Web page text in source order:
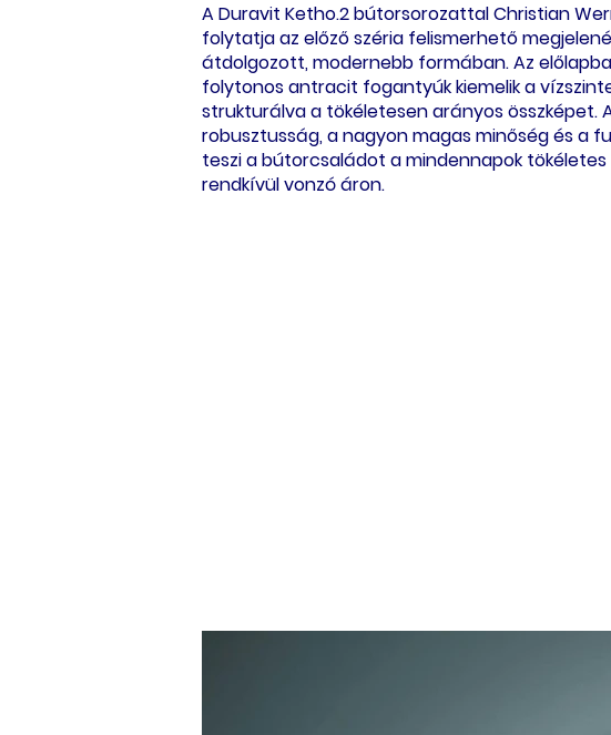
A Duravit Ketho.2 bútorsorozattal Christian
folytatja az előző széria felismerhető
átdolgozott, modernebb formában. Az
folytonos antracit fogantyúk kiemelik a
strukturálva a tökéletesen arányos összképet.
robusztusság, a nagyon magas minőség és a
teszi a bútorcsaládot a mindennapok
rendkívül vonzó áron.